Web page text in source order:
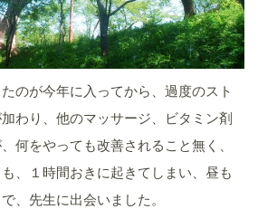
のが今年に入ってから、過度のスト
わり、他のマッサージ、ビタミン剤
何をやっても改善されること無く、
、１時間おきに起きてしまい、昼も
、先生に出会いました。